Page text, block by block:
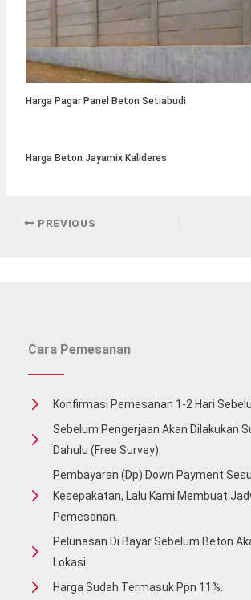
Harga Pagar Panel Beton Setiabudi
Harga Beton Jayamix Kalideres
PREVIOUS
Cara Pemesanan
Konfirmasi Pemesanan 1-2 Hari
Sebelum Pengerjaan Akan Dilakukan
Dahulu (free Survey).
Pembayaran (Dp) Down Payment
Kesepakatan, Lalu Kami Membuat
Pemesanan.
Pelunasan Di Bayar Sebelum Beton
Lokasi.
Harga Sudah Termasuk Ppn 11%.